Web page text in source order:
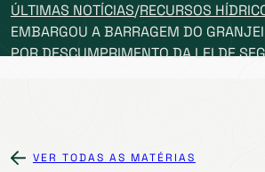
ÚLTIMAS NOTÍCIAS/RECURSOS
EMBARGOU A BARRAGEM DO
POR DESCUMPRIMENTO DA LEI DE
VER TODAS AS MATÉRIAS